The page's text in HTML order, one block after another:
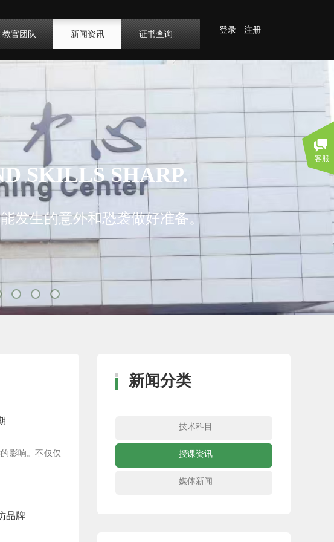
SKILLS SHARP.
发生的意外和恐袭做好准备。
影响。不仅仅
品牌
新闻分类
技术科目
授课资讯
媒体新闻
教官团队 新闻资讯 证书查询 登录 注册
客服